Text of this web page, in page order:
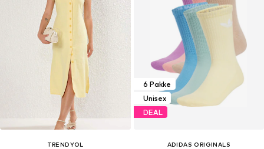
TRENDYOL
6 Pakke
Unisex
DEAL
ADIDAS ORIGINALS